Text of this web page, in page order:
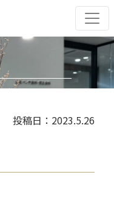
投稿日：2023.5.26